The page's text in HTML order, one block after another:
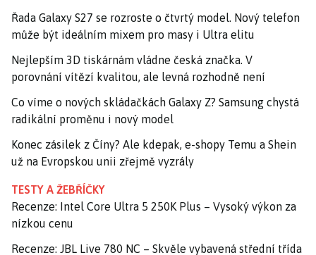
Řada Galaxy S27 se rozroste o čtvrtý model. Nový telefon
může být ideálním mixem pro masy i Ultra elitu
Nejlepším 3D tiskárnám vládne česká značka. V
porovnání vítězí kvalitou, ale levná rozhodně není
Co víme o nových skládačkách Galaxy Z? Samsung chystá
radikální proměnu i nový model
Konec zásilek z Číny? Ale kdepak, e-shopy Temu a Shein
už na Evropskou unii zřejmě vyzrály
TESTY A ŽEBŘÍČKY
Recenze: Intel Core Ultra 5 250K Plus – Vysoký výkon za
nízkou cenu
Recenze: JBL Live 780 NC – Skvěle vybavená střední třída